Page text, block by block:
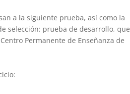
a la siguiente prueba, así como la
selección: prueba de desarrollo, que
Permanente de Enseñanza de